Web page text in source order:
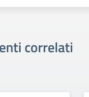
correlati